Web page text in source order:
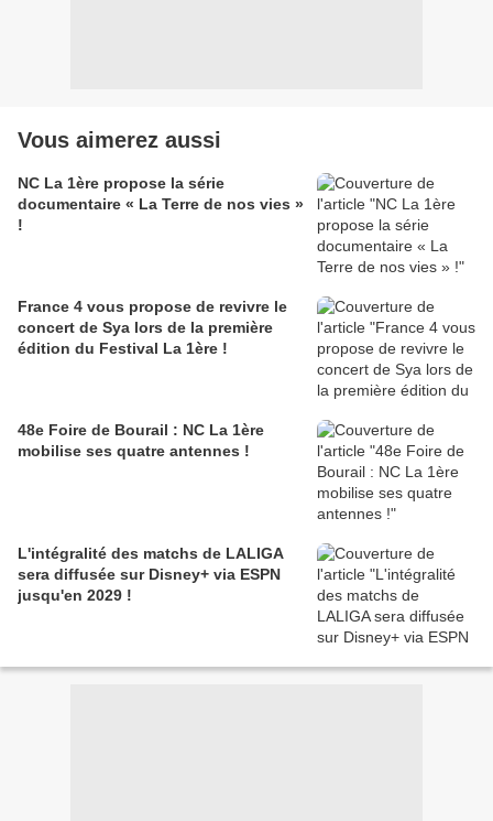
Vous aimerez aussi
NC La 1ère propose la série
documentaire « La Terre de nos vies »
!
France 4 vous propose de revivre le
concert de Sya lors de la première
édition du Festival La 1ère !
48e Foire de Bourail : NC La 1ère
mobilise ses quatre antennes !
L'intégralité des matchs de LALIGA
sera diffusée sur Disney+ via ESPN
jusqu'en 2029 !